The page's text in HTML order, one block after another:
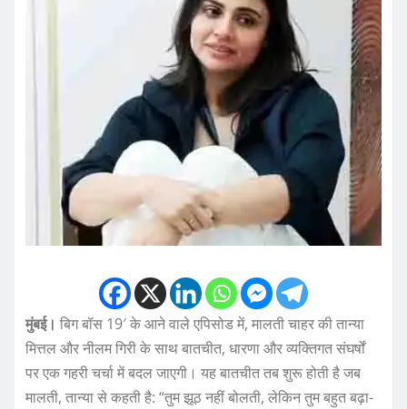
मुंबई। बिग बॉस 19′ के आने वाले एपिसोड में, मालती चाहर की तान्या
मित्तल और नीलम गिरी के साथ बातचीत, धारणा और व्यक्तिगत संघर्षों
पर एक गहरी चर्चा में बदल जाएगी। यह बातचीत तब शुरू होती है जब
मालती, तान्या से कहती है: “तुम झूठ नहीं बोलती, लेकिन तुम बहुत बढ़ा-